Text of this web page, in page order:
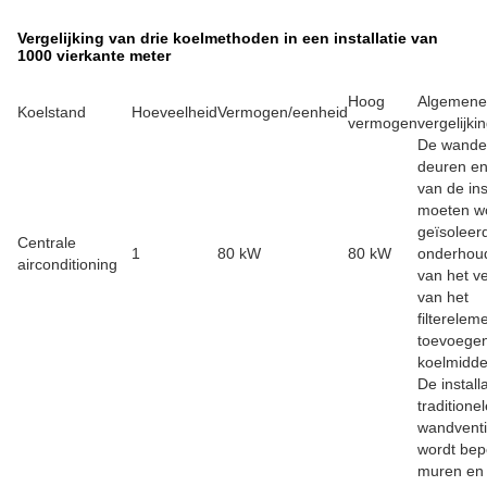
Vergelijking van drie koelmethoden in een installatie van
1000 vierkante meter
Koelstand HoeveelheidVermogen/eenheid
Hoog
vermogen
Algemene
Centrale
airconditioning
1 80 kW 80 kW
De
deuren
van de
moeten
van het
van het
De
wordt
muren en